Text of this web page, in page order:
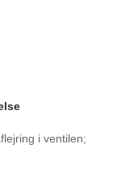
i ventilen;